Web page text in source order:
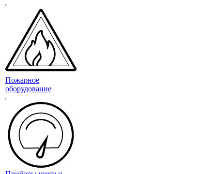
Пожарное
оборудование